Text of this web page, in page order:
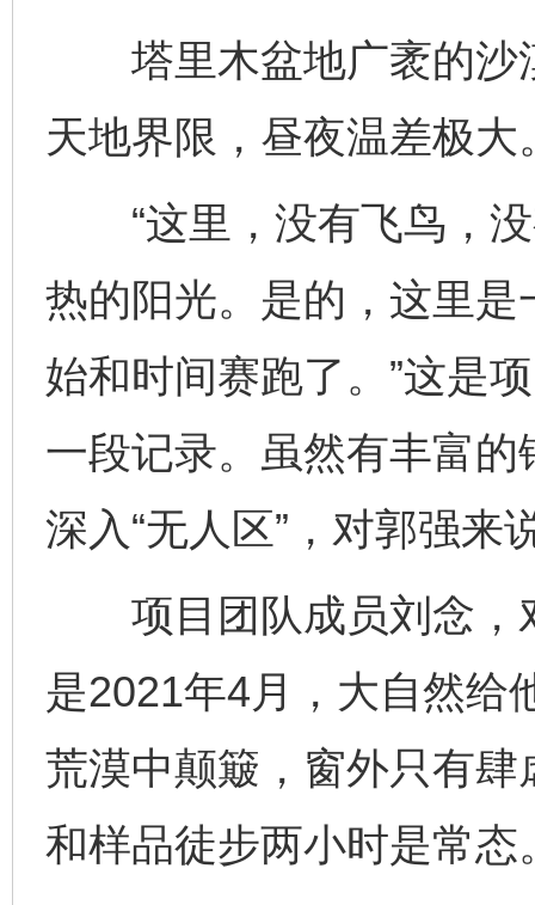
塔里木盆地广袤的沙
天地界限，昼夜温差极大
“这里，没有飞鸟，没
热的阳光。是的，这里是
始和时间赛跑了。”这是
一段记录。虽然有丰富
深入“无人区”，对郭强来
项目团队成员刘念，
是2021年4月，大自然给
荒漠中颠簸，窗外只有肆
和样品徒步两小时是常态